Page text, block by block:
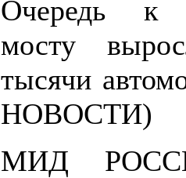
Очередь к
мосту
тысячи
НОВОСТИ)
МИД